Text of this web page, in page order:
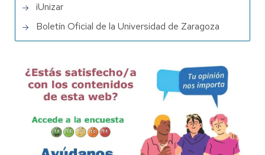
iUnizar
Boletín Oficial de la Universidad de Zaragoza